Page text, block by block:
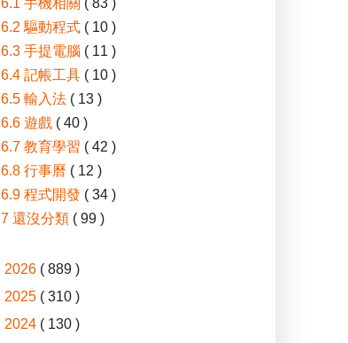
6.1 手機相關 ( 83 )
6.2 驅動程式 ( 10 )
6.3 手提電腦 ( 11 )
6.4 記帳工具 ( 10 )
6.5 輸入法 ( 13 )
6.6 遊戲 ( 40 )
6.7 教育學習 ( 42 )
6.8 行事曆 ( 12 )
6.9 程式開發 ( 34 )
7 還沒分類 ( 99 )
2026 ( 889 )
2025 ( 310 )
2024 ( 130 )